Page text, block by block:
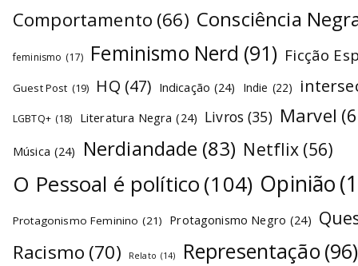
Comportamento (66) Consciência
feminismo (17) Feminismo Nerd (91) Ficção
Guest Post (19) HQ (47) Indicação (24) Indie (22)
LGBTQ+ (18) Literatura Negra (24) Livros (35) Marvel
Música (24) Nerdiandade (83) Netflix (56)
O Pessoal é político(104) Opinião
Protagonismo Feminino (21) Protagonismo Negro (24)
Racismo (70) Relato (14) Representação (96)